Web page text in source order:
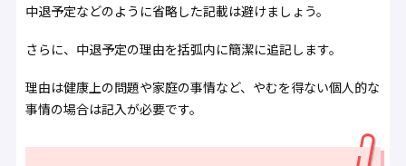
中退予定などのように省略した記載は避けましょう。
さらに、中退予定の理由を括弧内に簡潔に追記します。
理由は健康上の問題や家庭の事情など、やむを得ない個人的な
事情の場合は記入が必要です。